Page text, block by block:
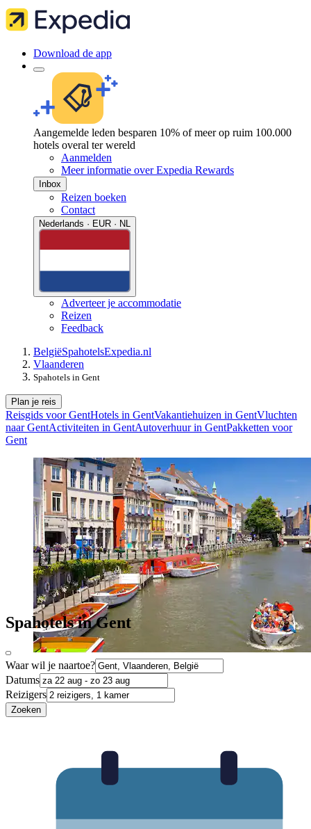
Download de app
Aangemelde leden besparen 10% of meer op ruim 100.000
hotels overal ter wereld
Aanmelden
Meer informatie over Expedia Rewards
Inbox
Reizen boeken
Contact
Nederlands · EUR · NL
Adverteer je accommodatie
Reizen
Feedback
BelgiëSpahotelsExpedia.nl
Vlaanderen
Spahotels in Gent
Plan je reis
Reisgids voor GentHotels in GentVakantiehuizen in GentVluchten
naar GentActiviteiten in GentAutoverhuur in GentPakketten voor
Gent
Spahotels in Gent
Waar wil je naartoe?
Datums
Reizigers
Zoeken